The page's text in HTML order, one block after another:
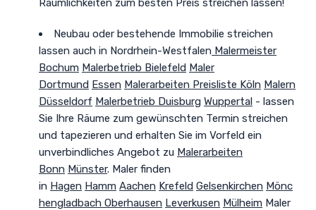
Räumlichkeiten zum besten Preis streichen lassen!
Neubau oder bestehende Immobilie streichen
lassen auch in Nordrhein-Westfalen Malermeister
Bochum Malerbetrieb Bielefeld Maler
Dortmund Essen Malerarbeiten Preisliste Köln Malern
Düsseldorf Malerbetrieb Duisburg Wuppertal - lassen
Sie Ihre Räume zum gewünschten Termin streichen
und tapezieren und erhalten Sie im Vorfeld ein
unverbindliches Angebot zu Malerarbeiten
Bonn Münster. Maler finden
in Hagen Hamm Aachen Krefeld Gelsenkirchen Mönc
hengladbach Oberhausen Leverkusen Mülheim Maler